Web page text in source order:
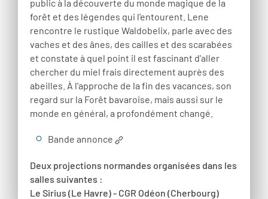
public à la découverte du monde magique de la
forêt et des légendes qui l'entourent. Lene
rencontre le rustique Waldobelix, parle avec des
vaches et des ânes, des cailles et des scarabées
et constate à quel point il est fascinant d'aller
chercher du miel frais directement auprès des
abeilles. À l'approche de la fin des vacances, son
regard sur la Forêt bavaroise, mais aussi sur le
monde en général, a profondément changé.
Bande annonce
Deux projections normandes organisées dans les
salles suivantes :
Le Sirius (Le Havre) - CGR Odéon (Cherbourg)